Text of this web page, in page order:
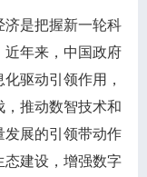
是把握新一轮科
近年来，中国政府
驱动引领作用，
推动数智技术和
发展的引领带动作
态建设，增强数字